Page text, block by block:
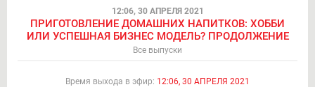
12:06, 30 АПРЕЛЯ 2021
ПРИГОТОВЛЕНИЕ ДОМАШНИХ НАПИТКОВ: ХОББИ
ИЛИ УСПЕШНАЯ БИЗНЕС МОДЕЛЬ? ПРОДОЛЖЕНИЕ
Все выпуски
Время выхода в эфир: 12:06, 30 АПРЕЛЯ 2021